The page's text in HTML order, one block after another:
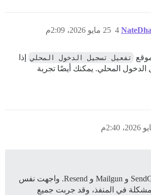
25 مايو 2026، 2:09م 4
تفعيل تسجيل الدخول المحلي
إذا
المحلي. يمكنك أيضًا تجربة
رائع، لقد جربت SendGrid و Mailgun و Resend. واجهت نفس
في المنفذ، وقد جربت جميع